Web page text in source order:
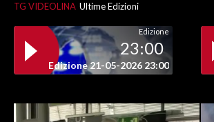
TG VIDEOLINA Ultime Edizioni
Edizione
23:00
Edizione 21-05-2026 23:00